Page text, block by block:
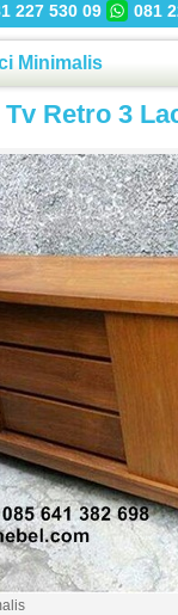
227 530 09 081
Minimalis
Retro 3